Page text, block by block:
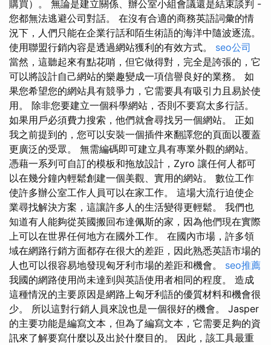
購買）。 無論是建立關係、辦公室小組會議還是結束談判 -
您都無法逃避公司對話。 在沒有合適的商務英語詞彙的情
況下，人們只能在企業行話和陌生術語的海洋中隨波逐流。
使用聯盟行銷內容是透過網站獲利的有效方式。 seo公司
當然，這聽起來有點花哨，但它做得對，完全是誇張的，它
可以將設計自己網站的樂趣變成一項信譽良好的業務。 如
果您希望您的網站具有競爭力，它需要具有吸引力且易於使
用。 除非您要建立一個科學網站，否則不要寫太多行話。
如果用戶必須費力搜索，他們就會尋找另一個網站。 正如
我之前提到的，您可以安裝一個插件來翻譯您的頁面以覆蓋
更廣泛的受眾。 無需編碼即可建立具有專業外觀的網站。
憑藉一系列可自訂的模板和拖放設計，Zyro 讓任何人都可
以在幾分鐘內輕鬆創建一個美觀、實用的網站。 數位工作
使許多辦公室工作人員可以在家工作。 這場大流行迫使企
業尋找解決方案，這讓許多人的生活變得更輕鬆。 我們也
知道有人能夠從英國搬回布達佩斯的家，因為他們現在實際
上可以在世界任何地方在國外工作。 在國內市場，許多領
域在網路行銷方面都存在很大的差距，因此熟悉英語市場的
人也可以很容易地發現匈牙利市場的差距和機會。 seo推薦
我國的網路使用尚未達到與英語使用者相同的程度。 造成
這種情況的主要原因是網路上匈牙利語的優質材料和機會很
少。 所以這對行銷人員來說也是一個很好的機會。 Jasper
的主要功能是編寫文本，但為了編寫文本，它需要足夠的資
訊來了解要寫什麼以及出於什麼目的。 因此，該工具最重